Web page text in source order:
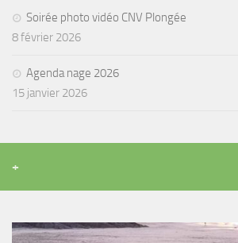
Soirée photo vidéo CNV Plongée
8 février 2026
Agenda nage 2026
15 janvier 2026
+